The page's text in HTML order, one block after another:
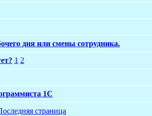
дня или смены сотрудника.
1 2
1С
страница